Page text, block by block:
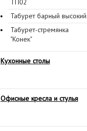
ТП02
Табурет барный высокий
Табурет-стремянка
"Конек"
Кухонные столы
Офисные кресла и стулья